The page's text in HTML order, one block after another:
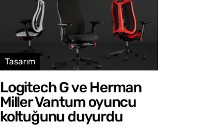
Tasarım
Logitech G ve Herman
Miller Vantum oyuncu
koltuğunu duyurdu